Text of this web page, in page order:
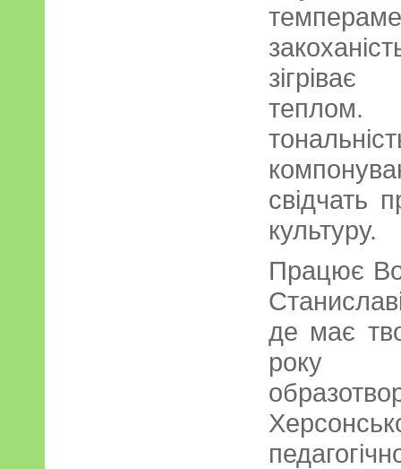
зігріває
теплом.
свідчать
культуру.
Працює
де має
року